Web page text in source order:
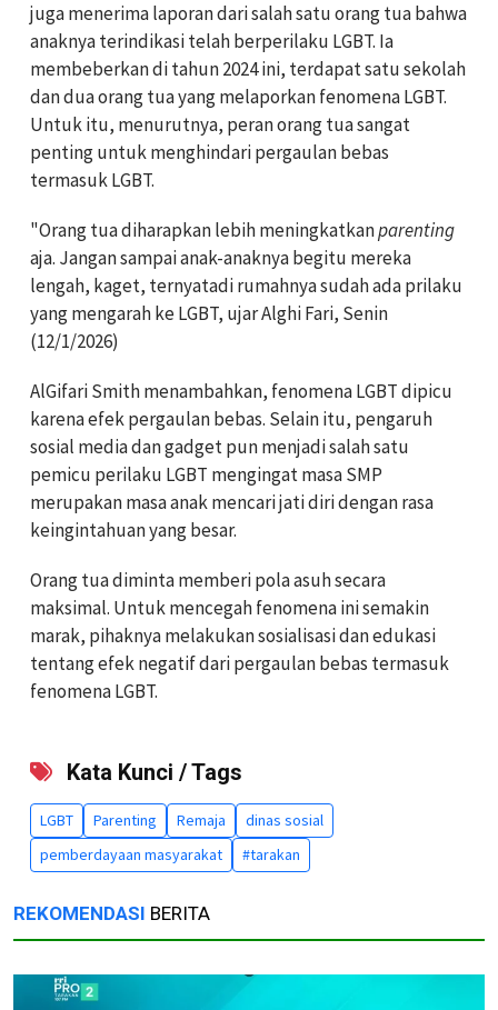
juga menerima laporan dari salah satu orang tua bahwa
anaknya terindikasi telah berperilaku LGBT. Ia
membeberkan di tahun 2024 ini, terdapat satu sekolah
dan dua orang tua yang melaporkan fenomena LGBT.
Untuk itu, menurutnya, peran orang tua sangat
penting untuk menghindari pergaulan bebas
termasuk LGBT.
"Orang tua diharapkan lebih meningkatkanparenting
aja. Jangan sampai anak-anaknya begitu mereka
lengah, kaget, ternyatadi rumahnya sudah ada prilaku
yang mengarah ke LGBT, ujar Alghi Fari, Senin
(12/1/2026)
AlGifari Smith menambahkan, fenomena LGBT dipicu
karena efek pergaulan bebas. Selain itu, pengaruh
sosial media dan gadget pun menjadi salah satu
pemicu perilaku LGBT mengingat masa SMP
merupakan masa anak mencari jati diri dengan rasa
keingintahuan yang besar.
Orang tua diminta memberi pola asuh secara
maksimal. Untuk mencegah fenomena ini semakin
marak, pihaknya melakukan sosialisasi dan edukasi
tentang efek negatif dari pergaulan bebas termasuk
fenomena LGBT.
Kata Kunci / Tags
LGBT Parenting Remaja
dinas sosial
pemberdayaan masyarakat
#tarakan
REKOMENDASI BERITA